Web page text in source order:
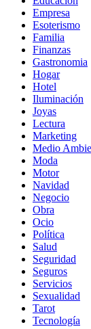
Empresa
Esoterismo
Familia
Finanzas
Gastronomia
Hogar
Hotel
Iluminación
Joyas
Lectura
Marketing
Medio
Moda
Motor
Navidad
Negocio
Obra
Ocio
Política
Salud
Seguridad
Seguros
Servicios
Sexualidad
Tarot
Tecnología